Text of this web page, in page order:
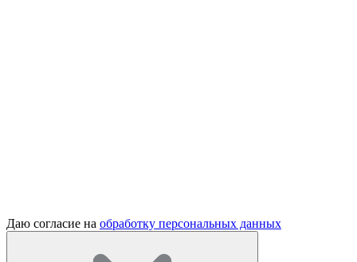
Даю согласие на обработку персональных данных